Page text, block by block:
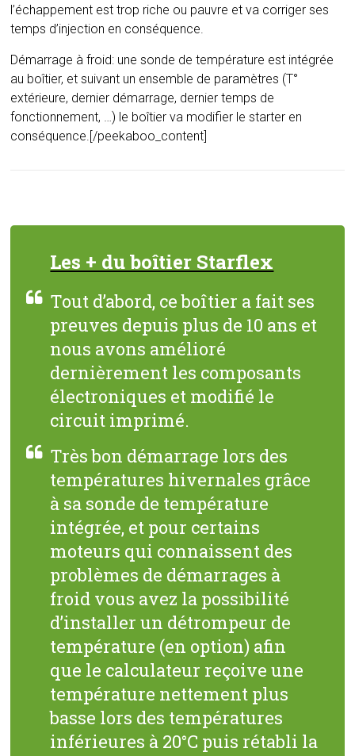
l’échappement est trop riche ou pauvre et va corriger ses
temps d’injection en conséquence.
Démarrage à froid: une sonde de température est intégrée
au boîtier, et suivant un ensemble de paramètres (T°
extérieure, dernier démarrage, dernier temps de
fonctionnement, …) le boîtier va modifier le starter en
conséquence.[/peekaboo_content]
Les + du boîtier Starflex
Tout d’abord, ce boîtier a fait ses
preuves depuis plus de 10 ans et
nous avons amélioré
dernièrement les composants
électroniques et modifié le
circuit imprimé.
Très bon démarrage lors des
températures hivernales grâce
à sa sonde de température
intégrée, et pour certains
moteurs qui connaissent des
problèmes de démarrages à
froid vous avez la possibilité
d’installer un détrompeur de
température (en option) afin
que le calculateur reçoive une
température nettement plus
basse lors des températures
inférieures à 20°C puis rétabli la